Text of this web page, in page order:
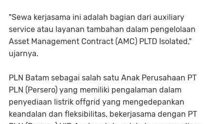
"Sewa kerjasama ini adalah bagian dari auxiliary
service atau layanan tambahan dalam pengelolaan
Asset Management Contract (AMC) PLTD Isolated,"
ujarnya.
PLN Batam sebagai salah satu Anak Perusahaan PT
PLN (Persero) yang memiliki pengalaman dalam
penyediaan listrik offgrid yang mengedepankan
keandalan dan fleksibilitas, bekerjasama dengan PT